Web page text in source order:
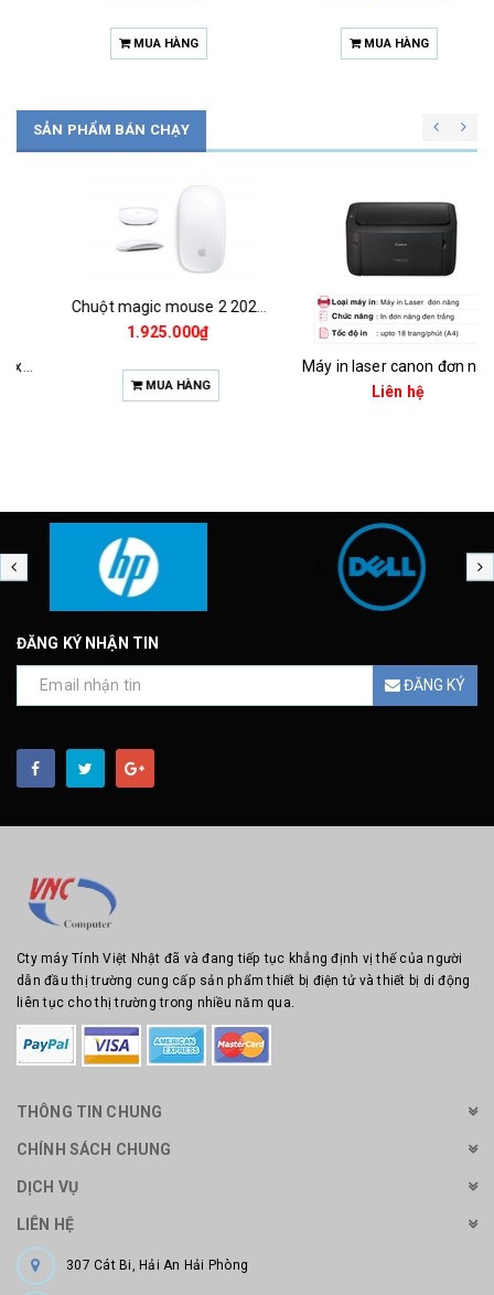
MUA HÀNG MUA HÀNG
SẢN PHẨM BÁN CHẠY
Chuột magic mouse 2 2021 za/a
1.925.000₫
MUA HÀNG
Máy in laser canon đơn năng lbp6030b
Liên hệ
ĐĂNG KÝ NHẬN TIN
ĐĂNG KÝ
Cty máy Tính Việt Nhật đã và đang tiếp tục khẳng định vị thế của người
dẫn đầu thị trường cung cấp sản phẩm thiết bị điện tử và thiết bị di động
liên tục cho thị trường trong nhiều năm qua.
THÔNG TIN CHUNG
CHÍNH SÁCH CHUNG
DỊCH VỤ
LIÊN HỆ
307 Cát Bi, Hải An Hải Phòng